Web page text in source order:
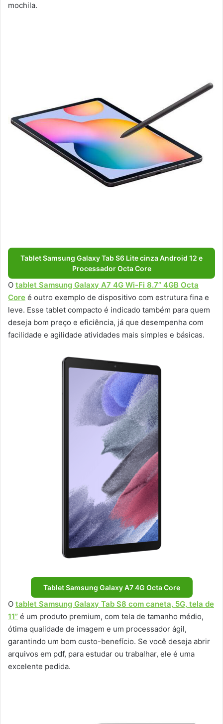
mochila.
Tablet Samsung Galaxy Tab S6 Lite cinza Android 12 e
Processador Octa Core
O tablet Samsung Galaxy A7 4G Wi-Fi 8.7” 4GB Octa
Core é outro exemplo de dispositivo com estrutura fina e
leve. Esse tablet compacto é indicado também para quem
deseja bom preço e eficiência, já que desempenha com
facilidade e agilidade atividades mais simples e básicas.
Tablet Samsung Galaxy A7 4G Octa Core
O tablet Samsung Galaxy Tab S8 com caneta, 5G, tela de
11” é um produto premium, com tela de tamanho médio,
ótima qualidade de imagem e um processador ágil,
garantindo um bom custo-benefício. Se você deseja abrir
arquivos em pdf, para estudar ou trabalhar, ele é uma
excelente pedida.